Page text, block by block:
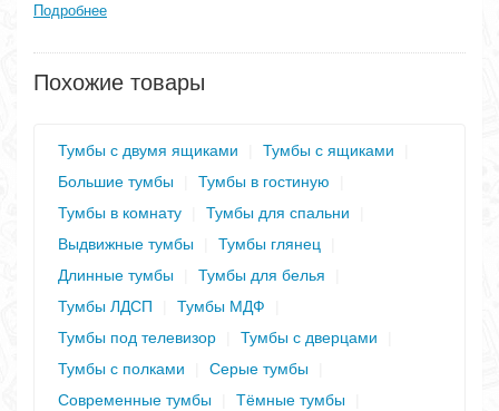
Подробнее
Похожие товары
Тумбы с двумя ящиками Тумбы с ящиками
Большие тумбы
Тумбы в гостиную
Тумбы в комнату
Тумбы для спальни
Выдвижные тумбы
Тумбы глянец
Длинные тумбы
Тумбы для белья
Тумбы ЛДСП
Тумбы МДФ
Тумбы под телевизор
Тумбы с дверцами
Тумбы с полками
Серые тумбы
Современные тумбы
Тёмные тумбы